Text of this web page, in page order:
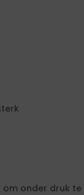
onder druk te